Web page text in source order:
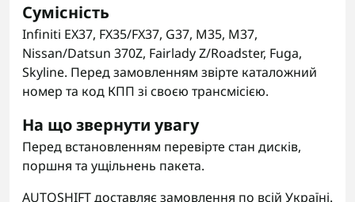
Сумісність
Infiniti EX37, FX35/FX37, G37, M35, M37,
Nissan/Datsun 370Z, Fairlady Z/Roadster, Fuga,
Skyline. Перед замовленням звірте каталожний
номер та код КПП зі своєю трансмісією.
На що звернути увагу
Перед встановленням перевірте стан дисків,
поршня та ущільнень пакета.
AUTOSHIFT доставляє замовлення по всій Україні.